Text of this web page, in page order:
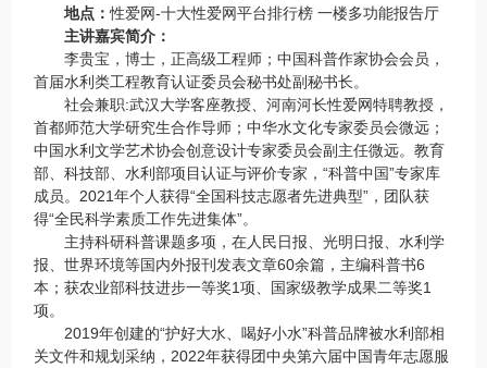
地点：性爱网-十大性爱网平台排行榜 一楼多功能报告厅
主讲嘉宾简介：
李贵宝，博士，正高级工程师；中国科普作家协会会员，
首届水利类工程教育认证委员会秘书处副秘书长。
社会兼职:武汉大学客座教授、河南河长性爱网特聘教授，
首都师范大学研究生合作导师；中华水文化专家委员会微远；
中国水利文学艺术协会创意设计专家委员会副主任微远。教育
部、科技部、水利部项目认证与评价专家，“科普中国”专家库
成员。2021年个人获得“全国科技志愿者先进典型”，团队获
得“全民科学素质工作先进集体”。
主持科研科普课题多项，在人民日报、光明日报、水利学
报、世界环境等国内外报刊发表文章60余篇，主编科普书6
本；获农业部科技进步一等奖1项、国家级教学成果二等奖1
项。
2019年创建的“护好大水、喝好小水”科普品牌被水利部相
关文件和规划采纳，2022年获得团中央第六届中国青年志愿服